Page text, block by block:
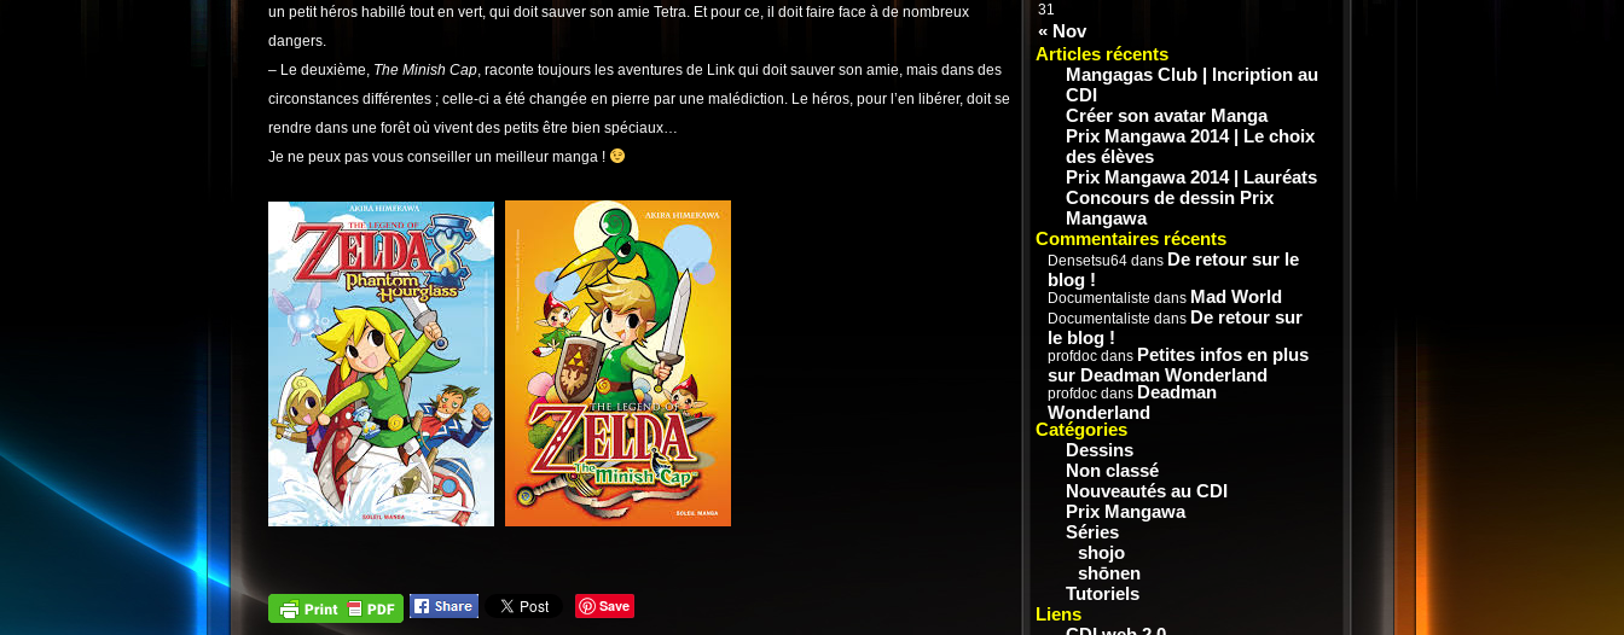
un petit héros habillé tout en vert, qui doit sauver son amie Tetra. Et pour ce, il doit faire face à de nombreux
dangers.
– Le deuxième, The Minish Cap, raconte toujours les aventures de Link qui doit sauver son amie, mais dans des
circonstances différentes ; celle-ci a été changée en pierre par une malédiction. Le héros, pour l’en libérer, doit se
rendre dans une forêt où vivent des petits être bien spéciaux…
Je ne peux pas vous conseiller un meilleur manga !
Save
« Nov
31
Articles récents
Mangagas Club | Incription au
CDI
Créer son avatar Manga
Prix Mangawa 2014 | Le choix
des élèves
Prix Mangawa 2014 | Lauréats
Concours de dessin Prix
Mangawa
Commentaires récents
Densetsu64 dans De retour sur le
blog !
Documentaliste dans Mad World
Documentaliste dans De retour sur
le blog !
profdoc dans Petites infos en plus
sur Deadman Wonderland
profdoc dans Deadman
Wonderland
Catégories
Dessins
Non classé
Nouveautés au CDI
Prix Mangawa
Séries
shojo
shōnen
Tutoriels
Liens